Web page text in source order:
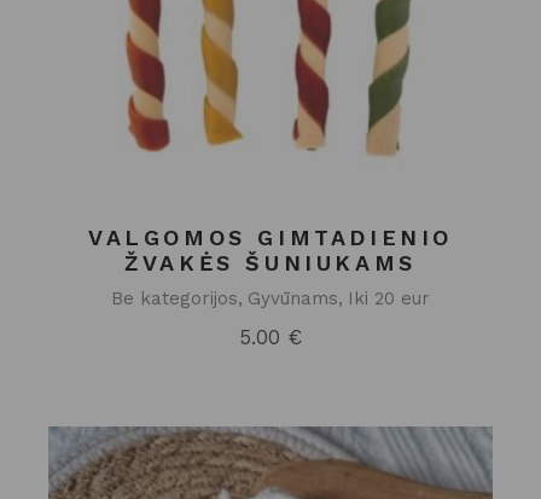
VALGOMOS GIMTADIENIO
ŽVAKĖS ŠUNIUKAMS
Be kategorijos Gyvūnams Iki 20 eur
5.00 €